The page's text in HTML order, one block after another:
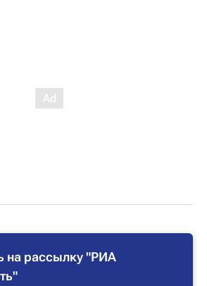
на рассылку "РИА